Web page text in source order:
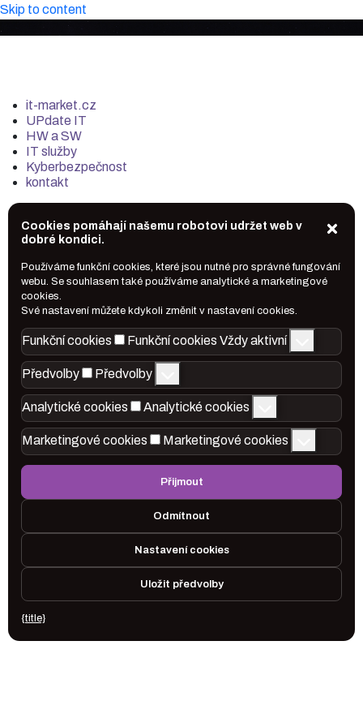
Skip to content
it-market.cz
UPdate IT
HW a SW
IT služby
Kyberbezpečnost
kontakt
Cookies pomáhají našemu robotovi udržet web v
dobré kondici.
Používáme funkční cookies, které jsou nutné pro správné fungování
webu. Se souhlasem také používáme analytické a marketingové
cookies.
Své nastavení můžete kdykoli změnit v nastavení cookies.
Funkční cookies Funkční cookies Vždy aktivní
Předvolby Předvolby
Analytické cookies Analytické cookies
Marketingové cookies Marketingové cookies
Přijmout
Odmítnout
Nastavení cookies
Uložit předvolby
{title}